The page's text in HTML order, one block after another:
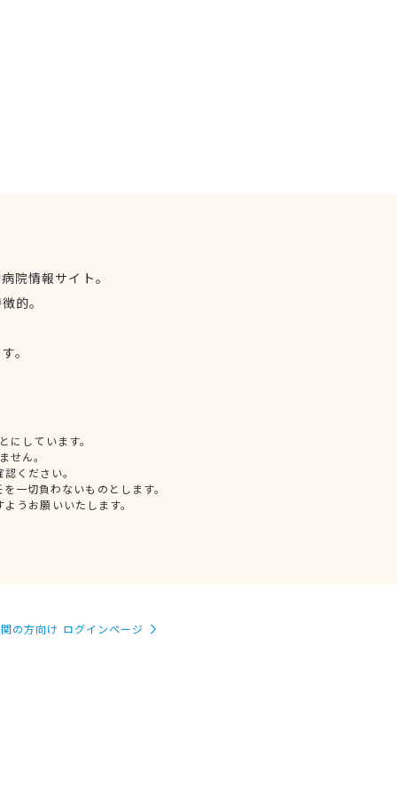
院情報サイト。
的。
。
しています。
せん。
ください。
一切負わないものとします。
うお願いいたします。
の方向け ログインページ